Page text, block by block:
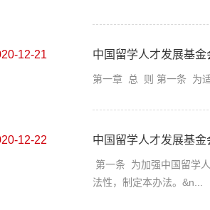
12-21 中国留学人才发展基金
第一章 总 则 第一条 为适
12-22 中国留学人才发展基
第一条 为加强中国留学
法性，制定本办法。&n...